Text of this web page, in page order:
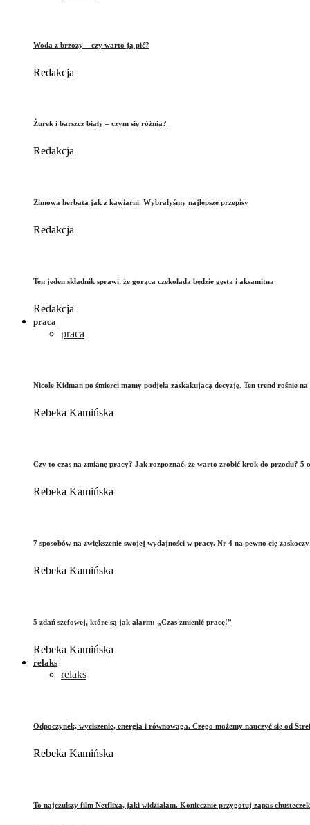
Woda z brzozy – czy warto ją pić?
Redakcja
Żurek i barszcz biały – czym się różnią?
Redakcja
Zimowa herbata jak z kawiarni. Wybrałyśmy najlepsze przepisy
Redakcja
Ten jeden składnik sprawi, że gorąca czekolada będzie gęsta i aksamitna
Redakcja
praca
praca
Nicole Kidman po śmierci mamy podjęła zaskakującą decyzję. Ten trend rośnie na
Rebeka Kamińska
Czy to czas na zmianę pracy? Jak rozpoznać, że warto zrobić krok do przodu? 5
Rebeka Kamińska
7 sposobów na zwiększenie swojej wydajności w pracy. Nr 4 na pewno cię zaskoczy
Rebeka Kamińska
5 zdań szefowej, które są jak alarm: „Czas zmienić pracę!”
Rebeka Kamińska
relaks
relaks
Odpoczynek, wyciszenie, energia i równowaga. Czego możemy nauczyć się od
Rebeka Kamińska
To najczulszy film Netflixa, jaki widziałam. Koniecznie przygotuj zapas chusteczek